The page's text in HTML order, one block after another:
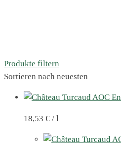
Produkte filtern
Sortieren nach neuesten
18,53 € / l